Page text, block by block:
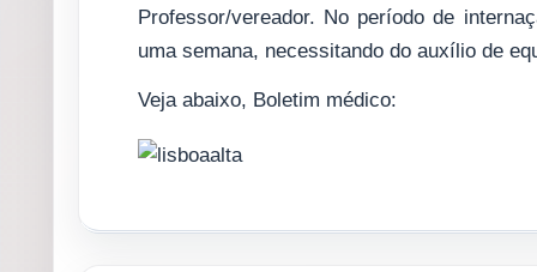
Professor/vereador. No período de
uma semana, necessitando do auxílio de
Veja abaixo, Boletim médico: